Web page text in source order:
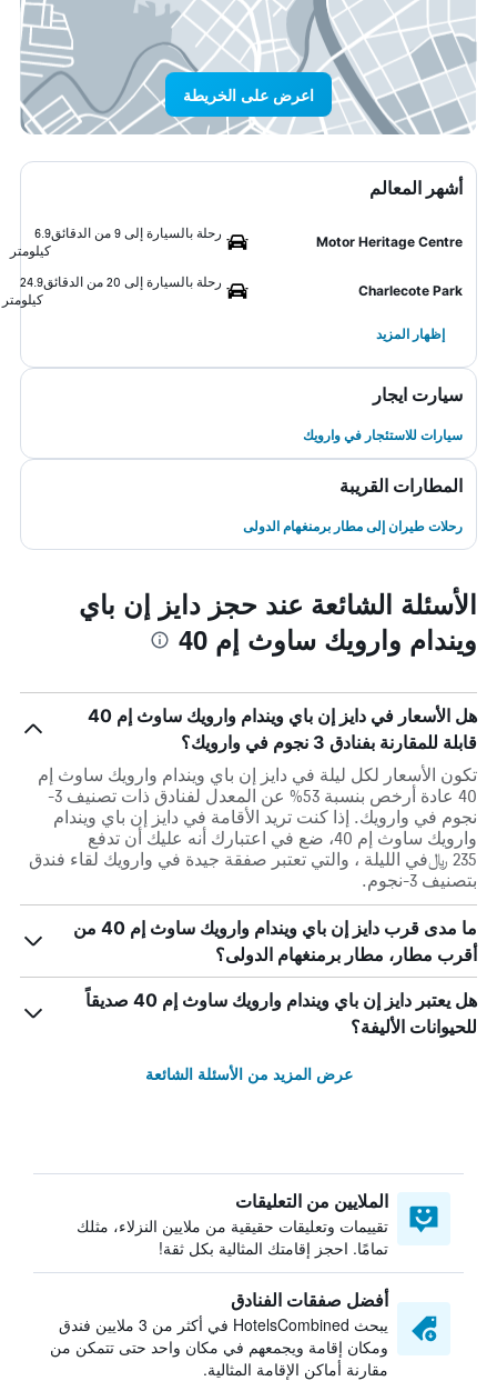
اعرض على الخريطة
أشهر المعالم
Motor Heritage Centre
رحلة بالسيارة إلى 9 من الدقائق
6.9
كيلومتر
Charlecote Park
رحلة بالسيارة إلى 20 من الدقائق
24.9
كيلومتر
إظهار المزيد
سيارت ايجار
سيارات للاستئجار في وارويك
المطارات القريبة
رحلات طيران إلى مطار برمنغهام الدولى
الأسئلة الشائعة عند حجز دايز إن باي
ويندام وارويك ساوث إم 40
هل الأسعار في دايز إن باي ويندام وارويك ساوث إم 40
قابلة للمقارنة بفنادق 3 نجوم في وارويك؟
تكون الأسعار لكل ليلة في دايز إن باي ويندام وارويك ساوث إم
40 عادة أرخص بنسبة 53% عن المعدل لفنادق ذات تصنيف 3-
نجوم في وارويك. إذا كنت تريد الأقامة في دايز إن باي ويندام
وارويك ساوث إم 40، ضع في اعتبارك أنه عليك أن تدفع
235 ﷼في الليلة ، والتي تعتبر صفقة جيدة في وارويك لقاء فندق
بتصنيف 3-نجوم.
ما مدى قرب دايز إن باي ويندام وارويك ساوث إم 40 من
أقرب مطار، مطار برمنغهام الدولى؟
هل يعتبر دايز إن باي ويندام وارويك ساوث إم 40 صديقاً
للحيوانات الأليفة؟
عرض المزيد من الأسئلة الشائعة
الملايين من التعليقات
تقييمات وتعليقات حقيقية من ملايين النزلاء، مثلك
تمامًا. احجز إقامتك المثالية بكل ثقة!
أفضل صفقات الفنادق
يبحث HotelsCombined في أكثر من 3 ملايين فندق
ومكان إقامة ويجمعهم في مكان واحد حتى تتمكن من
مقارنة أماكن الإقامة المثالية.